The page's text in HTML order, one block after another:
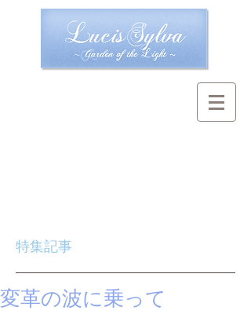
特集記事
変革の波に乗って